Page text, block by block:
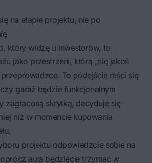
na etapie projektu, nie po
który widzę u inwestorów, to
jako przestrzeni, którą „się jakoś
To podejście mści się
garaż będzie funkcjonalnym
zagraconą skrytką, decyduje się
niż w momencie kupowania
projektu odpowiedzcie sobie na
auta będziecie trzymać w